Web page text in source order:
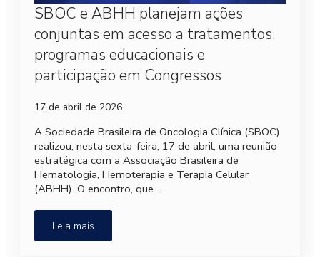
SBOC e ABHH planejam ações
conjuntas em acesso a tratamentos,
programas educacionais e
participação em Congressos
17 de abril de 2026
A Sociedade Brasileira de Oncologia Clínica (SBOC)
realizou, nesta sexta-feira, 17 de abril, uma reunião
estratégica com a Associação Brasileira de
Hematologia, Hemoterapia e Terapia Celular
(ABHH). O encontro, que…
Leia mais